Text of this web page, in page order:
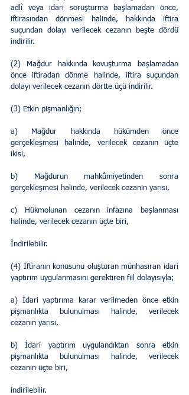
adlî veya idari soruşturma başlamadan önce,
iftirasından dönmesi halinde, hakkında iftira
suçundan dolayı verilecek cezanın beşte dördü
indirilir.
(2) Mağdur hakkında kovuşturma başlamadan
önce iftiradan dönme halinde, iftira suçundan
dolayı verilecek cezanın dörtte üçü indirilir.
(3) Etkin pişmanlığın;
a) Mağdur hakkında hükümden önce
gerçekleşmesi halinde, verilecek cezanın üçte
ikisi,
b) Mağdurun mahkûmiyetinden sonra
gerçekleşmesi halinde, verilecek cezanın yarısı,
c) Hükmolunan cezanın infazına başlanması
halinde, verilecek cezanın üçte biri,
İndirilebilir.
(4) İftiranın konusunu oluşturan münhasıran idari
yaptırım uygulanmasını gerektiren fiil dolayısıyla;
a) İdari yaptırıma karar verilmeden önce etkin
pişmanlıkta bulunulması halinde, verilecek
cezanın yarısı,
b) İdari yaptırım uygulandıktan sonra etkin
pişmanlıkta bulunulması halinde, verilecek
cezanın üçte biri,
indirilebilir.